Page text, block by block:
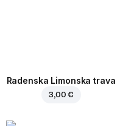
Radenska Limonska trava
3,00 €